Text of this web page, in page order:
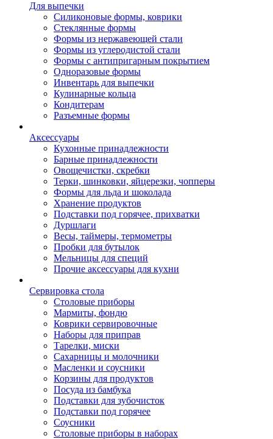
Для выпечки
Силиконовые формы, коврики
Стеклянные формы
Формы из нержавеющей стали
Формы из углеродистой стали
Формы с антипригарным покрытием
Одноразовые формы
Инвентарь для выпечки
Кулинарные кольца
Кондитерам
Разъемные формы
Аксессуары
Кухонные принадлежности
Барные принадлежности
Овощечистки, скребки
Терки, шинковки, яйцерезки, чопперы
Формы для льда и шоколада
Хранение продуктов
Подставки под горячее, прихватки
Дуршлаги
Весы, таймеры, термометры
Пробки для бутылок
Мельницы для специй
Прочие аксессуары для кухни
Сервировка стола
Столовые приборы
Мармиты, фондю
Коврики сервировочные
Наборы для приправ
Тарелки, миски
Сахарницы и молочники
Масленки и соусники
Корзины для продуктов
Посуда из бамбука
Подставки для зубочисток
Подставки под горячее
Соусники
Столовые приборы в наборах